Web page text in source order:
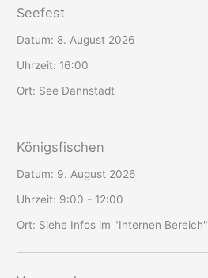
Seefest
Datum: 8. August 2026
Uhrzeit: 16:00
Ort: See Dannstadt
Königsfischen
Datum: 9. August 2026
Uhrzeit: 9:00 - 12:00
Ort: Siehe Infos im "Internen Bereich"